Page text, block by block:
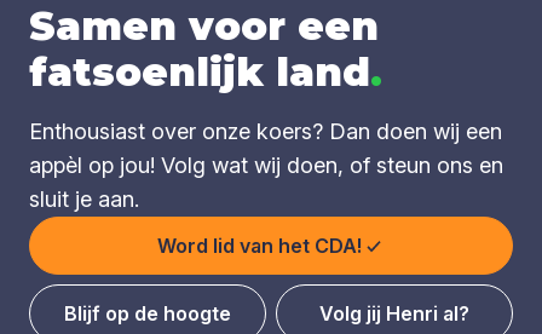
Samen voor een
fatsoenlijk land.
Enthousiast over onze koers? Dan doen wij een
appèl op jou! Volg wat wij doen, of steun ons en
sluit je aan.
Word lid van het CDA!
Blijf op de hoogte Volg jij Henri al?